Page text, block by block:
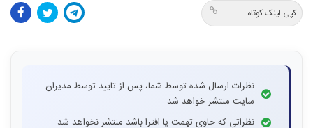
کپی لینک کوتاه
نظرات ارسال شده توسط شما، پس از تایید توسط مدیران
سایت منتشر خواهد شد.
نظراتی که حاوی تهمت یا افترا باشد منتشر نخواهد شد.